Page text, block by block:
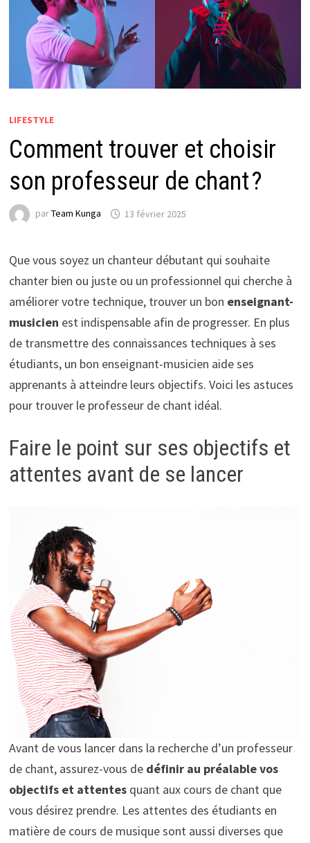
LIFESTYLE
Comment trouver et choisir
son professeur de chant ?
parTeam Kunga 13 février 2025
Que vous soyez un chanteur débutant qui souhaite
chanter bien ou juste ou un professionnel qui cherche à
améliorer votre technique, trouver un bon enseignant-
musicien est indispensable afin de progresser. En plus
de transmettre des connaissances techniques à ses
étudiants, un bon enseignant-musicien aide ses
apprenants à atteindre leurs objectifs. Voici les astuces
pour trouver le professeur de chant idéal.
Faire le point sur ses objectifs et
attentes avant de se lancer
Avant de vous lancer dans la recherche d’un professeur
de chant, assurez-vous de définir au préalablevos
objectifs et attentesquant aux cours de chant que
vous désirez prendre. Les attentes des étudiants en
matière de cours de musique sont aussi diverses que